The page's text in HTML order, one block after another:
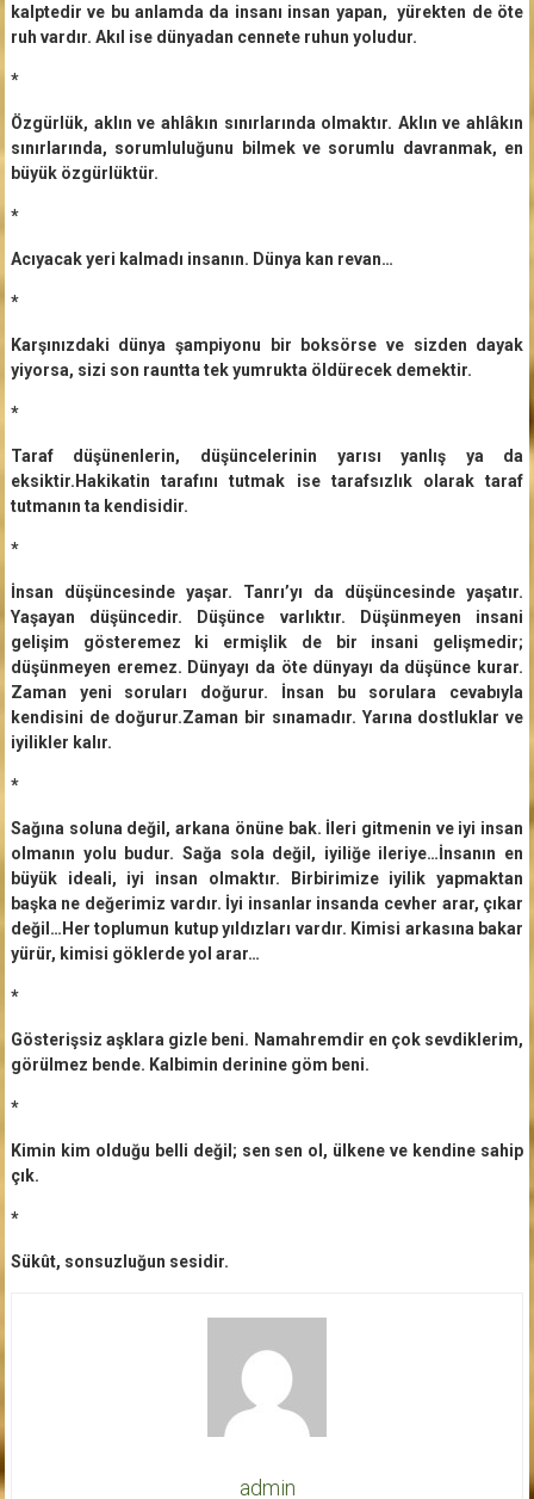
kalptedir ve bu anlamda da insanı insan yapan, yürekten de öte
ruh vardır. Akıl ise dünyadan cennete ruhun yoludur.
*
Özgürlük, aklın ve ahlâkın sınırlarında olmaktır. Aklın ve ahlâkın
sınırlarında, sorumluluğunu bilmek ve sorumlu davranmak, en
büyük özgürlüktür.
*
Acıyacak yeri kalmadı insanın. Dünya kan revan…
*
Karşınızdaki dünya şampiyonu bir boksörse ve sizden dayak
yiyorsa, sizi son rauntta tek yumrukta öldürecek demektir.
*
Taraf düşünenlerin, düşüncelerinin yarısı yanlış ya da
eksiktir.Hakikatin tarafını tutmak ise tarafsızlık olarak taraf
tutmanın ta kendisidir.
*
İnsan düşüncesinde yaşar. Tanrı’yı da düşüncesinde yaşatır.
Yaşayan düşüncedir. Düşünce varlıktır. Düşünmeyen insani
gelişim gösteremez ki ermişlik de bir insani gelişmedir;
düşünmeyen eremez. Dünyayı da öte dünyayı da düşünce kurar.
Zaman yeni soruları doğurur. İnsan bu sorulara cevabıyla
kendisini de doğurur.Zaman bir sınamadır. Yarına dostluklar ve
iyilikler kalır.
*
Sağına soluna değil, arkana önüne bak. İleri gitmenin ve iyi insan
olmanın yolu budur. Sağa sola değil, iyiliğe ileriye…İnsanın en
büyük ideali, iyi insan olmaktır. Birbirimize iyilik yapmaktan
başka ne değerimiz vardır. İyi insanlar insanda cevher arar, çıkar
değil…Her toplumun kutup yıldızları vardır. Kimisi arkasına bakar
yürür, kimisi göklerde yol arar…
*
Gösterişsiz aşklara gizle beni. Namahremdir en çok sevdiklerim,
görülmez bende. Kalbimin derinine göm beni.
*
Kimin kim olduğu belli değil; sen sen ol, ülkene ve kendine sahip
çık.
*
Sükût, sonsuzluğun sesidir.
admin